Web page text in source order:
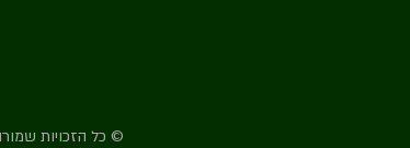
© כל הזכויות שמורות